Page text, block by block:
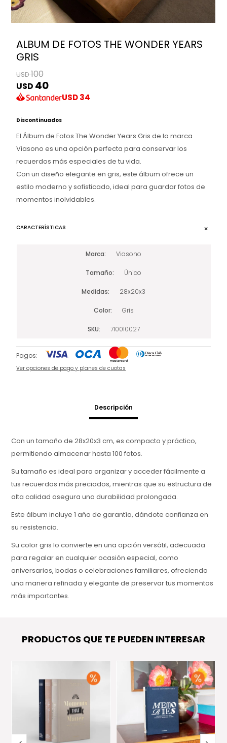
ALBUM DE FOTOS THE WONDER YEARS
GRIS
USD100
USD 40
USD34
Discontinuados
El Álbum de Fotos The Wonder Years Gris de la marca
Viasono es una opción perfecta para conservar los
recuerdos más especiales de tu vida.
Con un diseño elegante en gris, este álbum ofrece un
estilo moderno y sofisticado, ideal para guardar fotos de
momentos inolvidables.
CARACTERÍSTICAS
Marca Viasono
Tamaño Único
Medidas 28x20x3
Color Gris
SKU 710010027
Pagos:
Ver opciones de pago y planes de cuotas
Descripción
Con un tamaño de 28x20x3 cm, es compacto y práctico,
permitiendo almacenar hasta 100 fotos.
Su tamaño es ideal para organizar y acceder fácilmente a
tus recuerdos más preciados, mientras que su estructura de
alta calidad asegura una durabilidad prolongada.
Este álbum incluye 1 año de garantía, dándote confianza en
su resistencia.
Su color gris lo convierte en una opción versátil, adecuada
para regalar en cualquier ocasión especial, como
aniversarios, bodas o celebraciones familiares, ofreciendo
una manera refinada y elegante de preservar tus momentos
más importantes.
PRODUCTOS QUE TE PUEDEN INTERESAR